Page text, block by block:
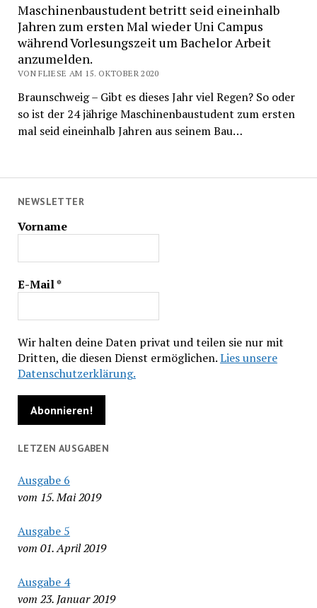
NEWSLETTER
Vorname
E-Mail*
Wir halten deine Daten privat und teilen sie nur mit
Dritten, die diesen Dienst ermöglichen.Lies unsere
Datenschutzerklärung.
LETZEN AUSGABEN
Ausgabe 6
vom 15. Mai 2019
Ausgabe 5
vom 01. April 2019
Ausgabe 4
vom 23. Januar 2019
Maschinenbaustudent betritt seid eineinhalb
Jahren zum ersten Mal wieder Uni Campus
während Vorlesungszeit um Bachelor Arbeit
anzumelden.
VON FLIESE AM 15. OKTOBER 2020
Braunschweig – Gibt es dieses Jahr viel Regen? So oder
so ist der 24 jährige Maschinenbaustudent zum ersten
mal seid eineinhalb Jahren aus seinem Bau…